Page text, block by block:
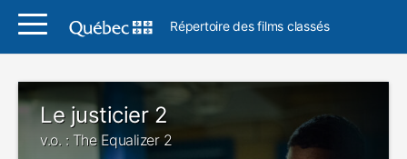
Répertoire des films classés
Le justicier 2
v.o. : The Equalizer 2